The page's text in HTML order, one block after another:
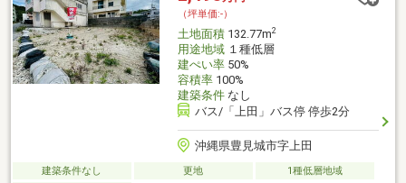
（坪単価:-）
土地面積132.77m2
用途地域１種低層
建ぺい率50%
容積率100%
建築条件なし
バス/「上田」バス停 停歩2分
沖縄県豊見城市字上田
建築条件なし 更地
1種低層地域